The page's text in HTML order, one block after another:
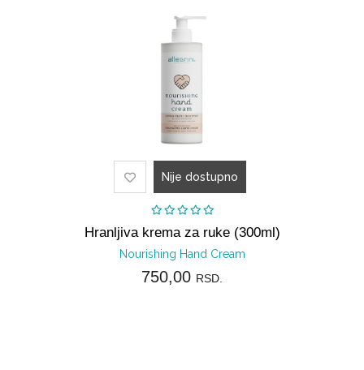
Nije dostupno
Hranljiva krema za ruke (300ml)
Nourishing Hand Cream
750,00 RSD.